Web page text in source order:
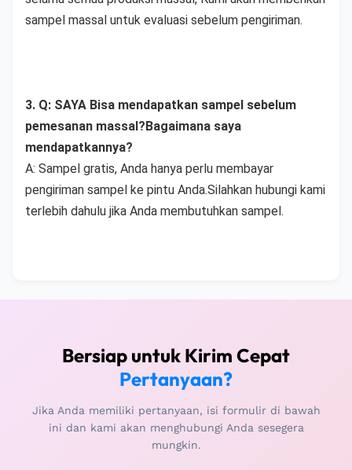
sampel massal untuk evaluasi sebelum pengiriman.
3. Q: SAYA Bisa mendapatkan sampel sebelum
pemesanan massal?Bagaimana saya
mendapatkannya?
A: Sampel gratis, Anda hanya perlu membayar
pengiriman sampel ke pintu Anda.Silahkan hubungi kami
terlebih dahulu jika Anda membutuhkan sampel.
Bersiap untuk Kirim Cepat
Pertanyaan?
Jika Anda memiliki pertanyaan, isi formulir di bawah
ini dan kami akan menghubungi Anda sesegera
mungkin.